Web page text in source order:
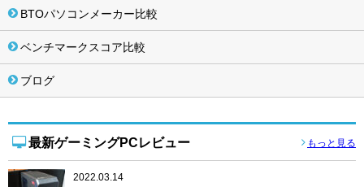
BTOパソコンメーカー比較
ベンチマークスコア比較
ブログ
最新ゲーミングPCレビュー もっと見る
2022.03.14